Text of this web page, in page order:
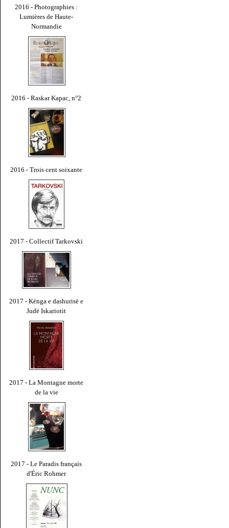
2016 - Photographies :
Lumières de Haute-
Normandie
2016 - Raskar Kapac, n°2
2016 - Trois cent soixante
2017 - Collectif Tarkovski
2017 - Kënga e dashurisë e
Judë Iskariotit
2017 - La Montagne morte
de la vie
2017 - Le Paradis français
d'Éric Rohmer